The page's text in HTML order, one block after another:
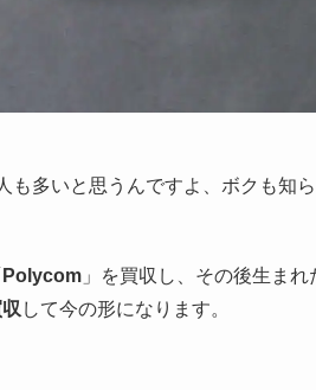
多いと思うんですよ、ボクも知ら
Polycom 」を買収し、その後生まれ
して今の形になります。